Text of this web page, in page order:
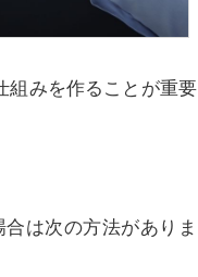
組みを作ることが重要
は次の方法がありま